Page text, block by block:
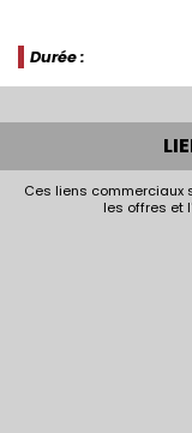
Durée :
Ces liens
les offres et